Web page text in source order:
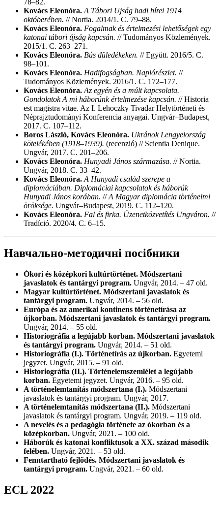
78–82.
Kovács Eleonóra. A Tábori Ujság hadi hírei 1914
októberében. // Nortia. 2014/1. С. 79–88.
Kovács Eleonóra. Fogalmak és értelmezési lehetőségek egy
katonai tábori újság kapcsán. // Tudományos Közlemények.
2015/1. С. 263–271.
Kovács Eleonóra. Bús düledékeken. // Együtt. 2016/5. С.
98–101.
Kovács Eleonóra. Hadifogságban. Naplórészlet. //
Tudományos Közlemények. 2016/1. С. 172–177.
Kovács Eleonóra. Az egyén és a múlt kapcsolata.
Gondolatok A mi háborúnk értelmezése kapcsán. // Historia
est magistra vitae. Az I. Lehoczky Tivadar Helytörténeti és
Néprajztudományi Konferencia anyagai. Ungvár–Budapest,
2017. С. 107–112.
Boros László, Kovács Eleonóra. Ukránok Lengyelország
kötelékében (1918–1939). (recenzió) // Scientia Denique.
Ungvár, 2017. С. 201–206.
Kovács Eleonóra. Hunyadi János származása. // Nortia.
Ungvár, 2018. С. 33–42.
Kovács Eleonóra. A Hunyadi család szerepe a
diplomáciában. Diplomáciai kapcsolatok és háborúk
Hunyadi János korában. //A Magyar diplomácia történelmi
öröksége. Ungvár–Budapest, 2019. С. 112–120.
Kovács Eleonóra. Fal és firka. Üzenetközvetítés Ungváron. //
Tradíció. 2020/4. С. 6–15.
Навчально-методичні посібники
Ókori és középkori kultúrtörténet. Módszertani
javaslatok és tantárgyi program. Ungvár, 2014. – 47 old.
Magyar kultúrtörténet. Módszertani javaslatok és
tantárgyi program. Ungvár, 2014. – 56 old.
Európa és az amerikai kontinens történetírása az
újkorban. Módszertani javaslatok és tantárgyi program.
Ungvár, 2014. – 55 old.
Historiográfia a legújabb korban. Módszertani javaslatok
és tantárgyi program. Ungvár, 2014. – 51 old.
Historiográfia (I.). Történetírás az újkorban. Egyetemi
jegyzet. Ungvár, 2015. – 91 old.
Historiográfia (II.). Történelemszemlélet a legújabb
korban. Egyetemi jegyzet. Ungvár, 2016. – 95 old.
A történelemtanítás módszertana (I.). Módszertani
javaslatok és tantárgyi program. Ungvár, 2017.
A történelemtanítás módszertana (II.). Módszertani
javaslatok és tantárgyi program. Ungvár, 2019. – 119 old.
A nevelés és a pedagógia története az ókorban és a
középkorban. Ungvár, 2021. – 100 old.
Háborúk és katonai konfliktusok a XX. század második
felében. Ungvár, 2021. – 53 old.
Fenntartható fejlődés. Módszertani javaslatok és
tantárgyi program. Ungvár, 2021. – 60 old.
ECL 2022